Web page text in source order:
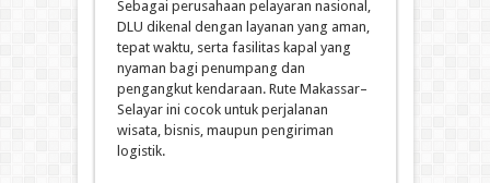
Sebagai perusahaan pelayaran nasional,
DLU dikenal dengan layanan yang aman,
tepat waktu, serta fasilitas kapal yang
nyaman bagi penumpang dan
pengangkut kendaraan. Rute Makassar–
Selayar ini cocok untuk perjalanan
wisata, bisnis, maupun pengiriman
logistik.